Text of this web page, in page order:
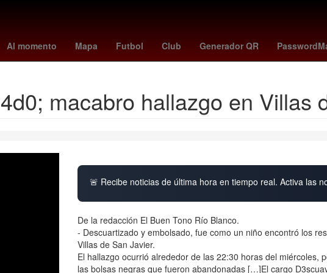
Al momento Mapa Futbol Club Generador QR
samú costa Zinedine Zidane edad de messi noruega fc diomande
macabro hallazgo en Villas
🚨 Recibe noticias de última hora en tiempo real. Activa las
De la redacción El Buen Tono Río Blanco.
- Descuartizado y embolsado, fue como un niño encontró los
Villas de San Javier.
El hallazgo ocurrió alrededor de las 22:30 horas del miércoles,
las bolsas negras que fueron abandonadas […]El cargo